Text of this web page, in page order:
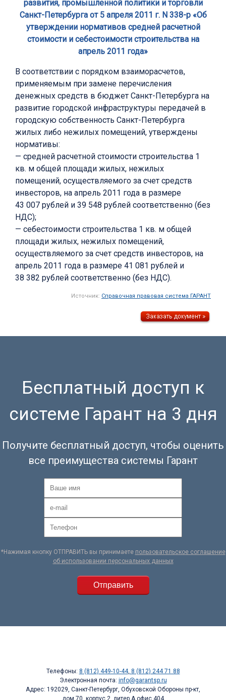
развития, промышленной политики и торговли
Санкт-Петербурга от 5 апреля 2011 г. N 338-р «Об
утверждении нормативов средней расчетной
стоимости и себестоимости строительства на
апрель 2011 года»
В соответствии с порядком взаиморасчетов,
применяемым при замене перечисления
денежных средств в бюджет Санкт-Петербурга на
развитие городской инфраструктуры передачей в
городскую собственность Санкт-Петербурга
жилых либо нежилых помещений, утверждены
нормативы:
— средней расчетной стоимости строительства 1
кв. м общей площади жилых, нежилых
помещений, осуществляемого за счет средств
инвесторов, на апрель 2011 года в размере
43 007 рублей и 39 548 рублей соответственно (без
НДС);
— себестоимости строительства 1 кв. м общей
площади жилых, нежилых помещений,
осуществляемого за счет средств инвесторов, на
апрель 2011 года в размере 41 081 рублей и
38 382 рублей соответственно (без НДС).
Источник: Справочная правовая система ГАРАНТ
Бесплатный доступ к
системе Гарант на 3 дня
Получите бесплатный доступ, чтобы оценить
все преимущества системы Гарант
*Нажимая кнопку ОТПРАВИТЬ вы принимаете пользовательское соглашение
об использовании персональных данных
Телефоны: 8 (812) 449-10-44, 8 (812) 244 71 88
Электронная почта: info@garantsp.ru
Адрес: 192029, Санкт-Петербург, Обуховской Обороны пр-кт,